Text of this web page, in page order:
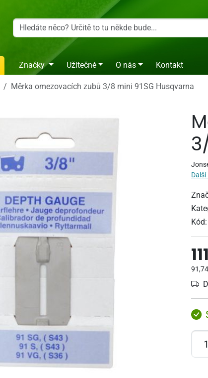
Značky Užitečné O nás Kontakt
Měrka omezovacích zubů 3/8 mini 91SG Husqvarna
Kód: